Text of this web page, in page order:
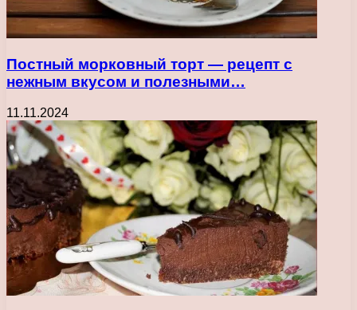
Постный морковный торт — рецепт с
нежным вкусом и полезными…
11.11.2024